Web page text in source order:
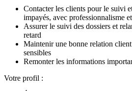
Contacter les clients pour le suivi
impayés, avec professionnalisme
Assurer le suivi des dossiers et
retard
Maintenir une bonne relation
sensibles
Remonter les informations
Votre profil :